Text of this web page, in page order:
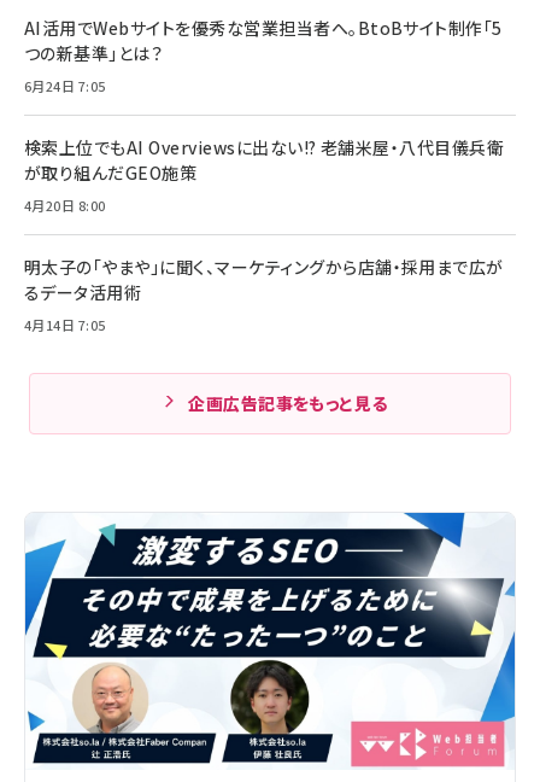
AI活用でWebサイトを優秀な営業担当者へ。BtoBサイト制作「5
つの新基準」とは？
6月24日 7:05
検索上位でもAI Overviewsに出ない!? 老舗米屋・八代目儀兵衛
が取り組んだGEO施策
4月20日 8:00
明太子の「やまや」に聞く、マーケティングから店舗・採用まで広が
るデータ活用術
4月14日 7:05
企画広告記事をもっと見る